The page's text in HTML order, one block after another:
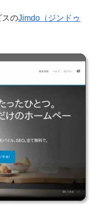
のJimdo（ジンドゥ